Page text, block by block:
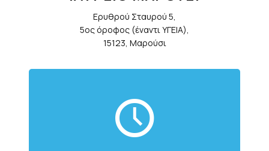
Ερυθρού Σταυρού 5,
5ος όροφος (έναντι ΥΓΕΙΑ),
15123, Μαρούσι